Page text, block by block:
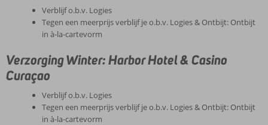
Verblijf o.b.v. Logies
Tegen een meerprijs verblijf je o.b.v. Logies & Ontbijt: Ontbijt
in à-la-cartevorm
Verzorging Winter: Harbor Hotel & Casino
Curaçao
Verblijf o.b.v. Logies
Tegen een meerprijs verblijf je o.b.v. Logies & Ontbijt: Ontbijt
in à-la-cartevorm